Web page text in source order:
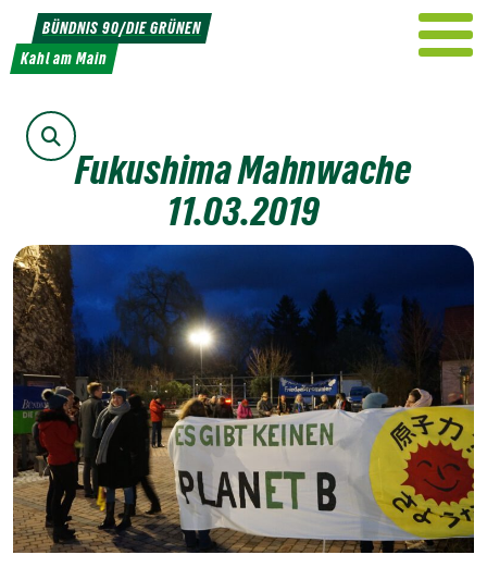
Weiter
zum
Inhalt
BÜNDNIS 90/DIE GRÜNEN
Kahl am Main
Suche
Fukushima Mahnwache
11.03.2019